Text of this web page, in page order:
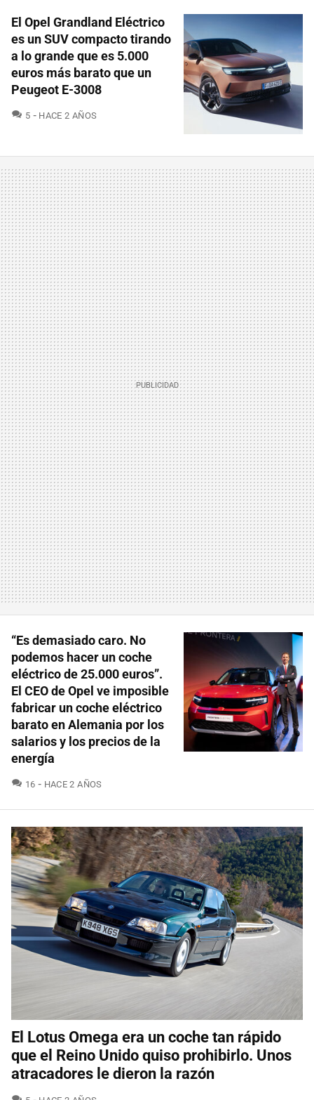
El Opel Grandland Eléctrico
es un SUV compacto tirando
a lo grande que es 5.000
euros más barato que un
Peugeot E-3008
5 COMENTARIOS
HACE 2 AÑOS
“Es demasiado caro. No
podemos hacer un coche
eléctrico de 25.000 euros”.
El CEO de Opel ve imposible
fabricar un coche eléctrico
barato en Alemania por los
salarios y los precios de la
energía
16 COMENTARIOS
HACE 2 AÑOS
El Lotus Omega era un coche tan rápido
que el Reino Unido quiso prohibirlo. Unos
atracadores le dieron la razón
COMENTARIOS